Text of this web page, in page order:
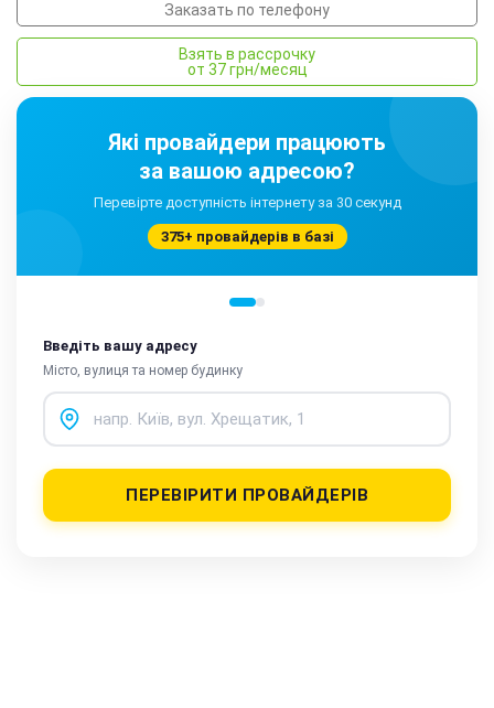
Заказать по телефону
Взять в рассрочку
от 37 грн/месяц
Які провайдери працюють
за вашою адресою?
Перевірте доступність інтернету за 30 секунд
375+ провайдерів в базі
Введіть вашу адресу
Місто, вулиця та номер будинку
ПЕРЕВІРИТИ ПРОВАЙДЕРІВ